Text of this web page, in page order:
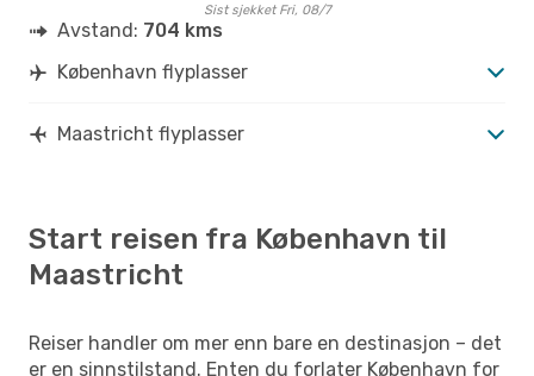
Sist sjekket Fri, 08/7
Avstand: 704 kms
København flyplasser
Maastricht flyplasser
Start reisen fra København til
Maastricht
Reiser handler om mer enn bare en destinasjon – det
er en sinnstilstand. Enten du forlater København for